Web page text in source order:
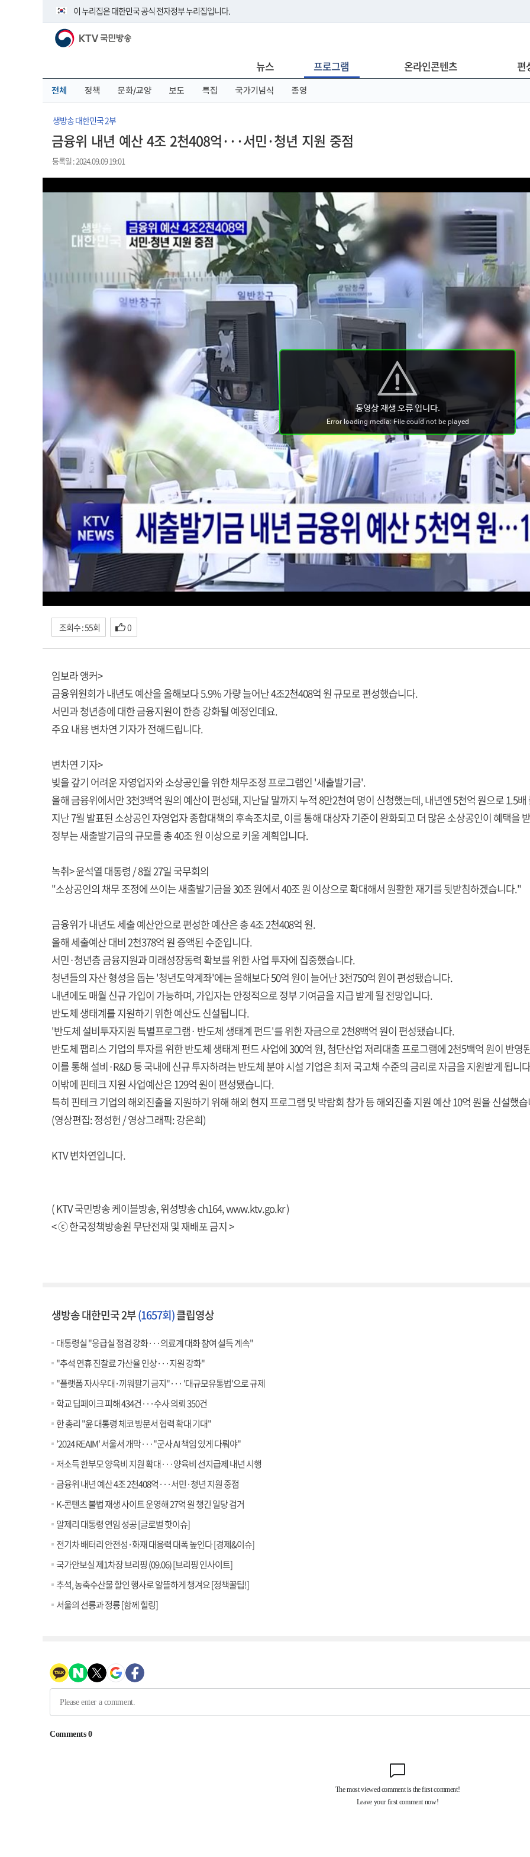
이 누리집은 대한민국 공식 전자정부 누리집입니다.
공식 누리집 주소 확인하기
이밖에 or.kr 또는 .kr등 다른 도메인 주소를 사용하고 있다면 아래 URL에서 도메인 주소를 확인해 보세요
KTV 국민방송
뉴스 프로그램 온라인콘텐츠 편
전체 정책 문화/교양 보도 특집 국가기념식 종영
생방송 대한민국 2부
금융위 내년 예산 4조 2천408억···서민·청년 지원 중점
등록일 : 2024.09.09 19:01
조회수 : 55회 0
임보라 앵커>
금융위원회가 내년도 예산을 올해보다 5.9% 가량 늘어난 4조2천408억 원 규모로 편성했습니다.
서민과 청년층에 대한 금융지원이 한층 강화될 예정인데요.
주요 내용 변차연 기자가 전해드립니다.
변차연 기자>
빚을 갚기 어려운 자영업자와 소상공인을 위한 채무조정 프로그램인 '새출발기금'.
올해 금융위에서만 3천3백억 원의 예산이 편성돼, 지난달 말까지 누적 8만2천여 명이 신청했는데, 내년엔 5천억 원으로 1.5
지난 7월 발표된 소상공인 자영업자 종합대책의 후속조치로, 이를 통해 대상자 기준이 완화되고 더 많은 소상공인이 혜택을
정부는 새출발기금의 규모를 총 40조 원 이상으로 키울 계획입니다.
녹취> 윤석열 대통령 / 8월 27일 국무회의
"소상공인의 채무 조정에 쓰이는 새출발기금을 30조 원에서 40조 원 이상으로 확대해서 원활한 재기를 뒷받침하겠습니다."
금융위가 내년도 세출 예산안으로 편성한 예산은 총 4조 2천408억 원.
올해 세출예산 대비 2천378억 원 증액된 수준입니다.
서민·청년층 금융지원과 미래성장동력 확보를 위한 사업 투자에 집중했습니다.
청년들의 자산 형성을 돕는 '청년도약계좌'에는 올해보다 50억 원이 늘어난 3천750억 원이 편성됐습니다.
내년에도 매월 신규 가입이 가능하며, 가입자는 안정적으로 정부 기여금을 지급 받게 될 전망입니다.
반도체 생태계를 지원하기 위한 예산도 신설됩니다.
'반도체 설비투자지원 특별프로그램· 반도체 생태계 펀드'를 위한 자금으로 2천8백억 원이 편성됐습니다.
반도체 팹리스 기업의 투자를 위한 반도체 생태계 펀드 사업에 300억 원, 첨단산업 저리대출 프로그램에 2천5백억 원이 반영
이를 통해 설비·R&D 등 국내에 신규 투자하려는 반도체 분야 시설 기업은 최저 국고채 수준의 금리로 자금을 지원받게 됩니
이밖에 핀테크 지원 사업예산은 129억 원이 편성됐습니다.
특히 핀테크 기업의 해외진출을 지원하기 위해 해외 현지 프로그램 및 박람회 참가 등 해외진출 지원 예산 10억 원을 신설했
(영상편집: 정성헌 / 영상그래픽: 강은희)
KTV 변차연입니다.
( KTV 국민방송 케이블방송, 위성방송 ch164,www.ktv.go.kr)
< ⓒ 한국정책방송원 무단전재 및 재배포 금지 >
생방송 대한민국 2부(1657회)클립영상
대통령실 "응급실 점검 강화···의료계 대화 참여 설득 계속"
"추석 연휴 진찰료 가산율 인상···지원 강화"
"플랫폼 자사우대·끼워팔기 금지"··· '대규모유통법'으로 규제
학교 딥페이크 피해 434건···수사 의뢰 350건
한 총리 "윤 대통령 체코 방문서 협력 확대 기대"
'2024 REAIM' 서울서 개막···"군사 AI 책임 있게 다뤄야"
저소득 한부모 양육비 지원 확대···양육비 선지급제 내년 시행
금융위 내년 예산 4조 2천408억···서민·청년 지원 중점
K-콘텐츠 불법 재생 사이트 운영해 27억 원 챙긴 일당 검거
알제리 대통령 연임 성공 [글로벌 핫이슈]
전기차 배터리 안전성·화재 대응력 대폭 높인다 [경제&이슈]
국가안보실 제1차장 브리핑 (09.06) [브리핑 인사이트]
추석, 농축수산물 할인 행사로 알뜰하게 챙겨요 [정책꿀팁!]
서울의 선릉과 정릉 [함께 힐링]